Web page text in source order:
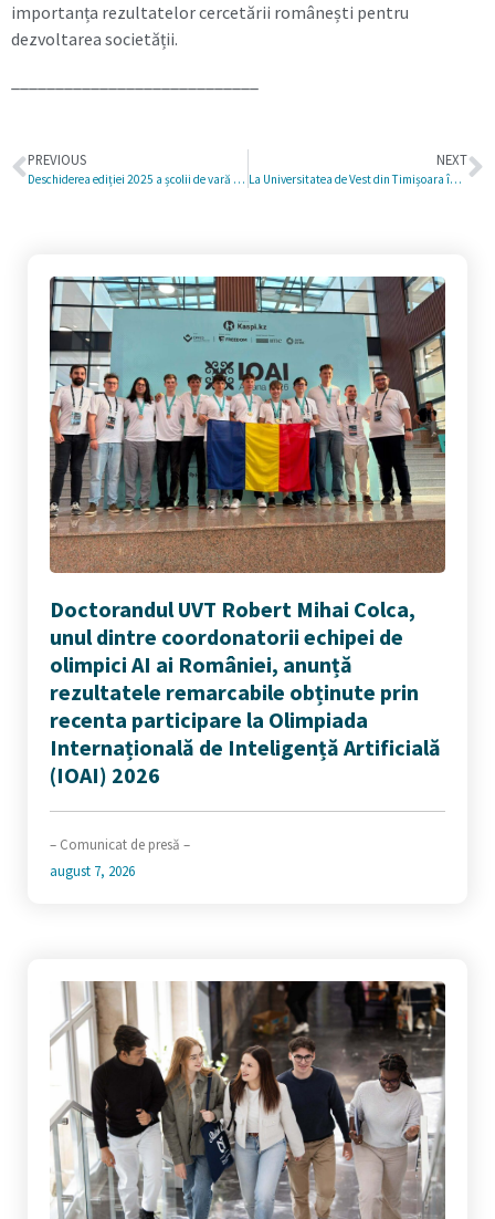
importanța rezultatelor cercetării românești pentru
dezvoltarea societății.
PREVIOUS
Deschiderea ediției 2025 a școlii de vară „La Est de Vest. La Vest de Est. O hibridare culturală”, la Universitatea de Vest din Timișoara
NEXT
La Universitatea de Vest din Timișoara încep înscrierile pentru unicul program din vestul țării de tip MBA (Masterat în Administrarea Afacerilor), realizat în parteneriat cu University of West London
Doctorandul UVT Robert Mihai Colca,
unul dintre coordonatorii echipei de
olimpici AI ai României, anunță
rezultatele remarcabile obținute prin
recenta participare la Olimpiada
Internațională de Inteligență Artificială
(IOAI) 2026
– Comunicat de presă –
august 7, 2026